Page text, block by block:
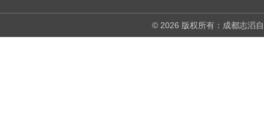
© 2026 版权所有：成都志滔